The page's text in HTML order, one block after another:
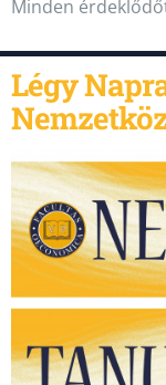
Minden
Légy